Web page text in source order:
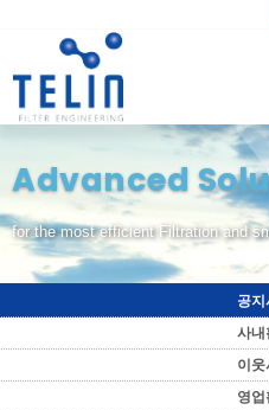
회사소개
사업분야
온라인견적의뢰
실적현황
커뮤니티
Advanced
for the most efficient Filtration and
공지
사내
이웃
영업